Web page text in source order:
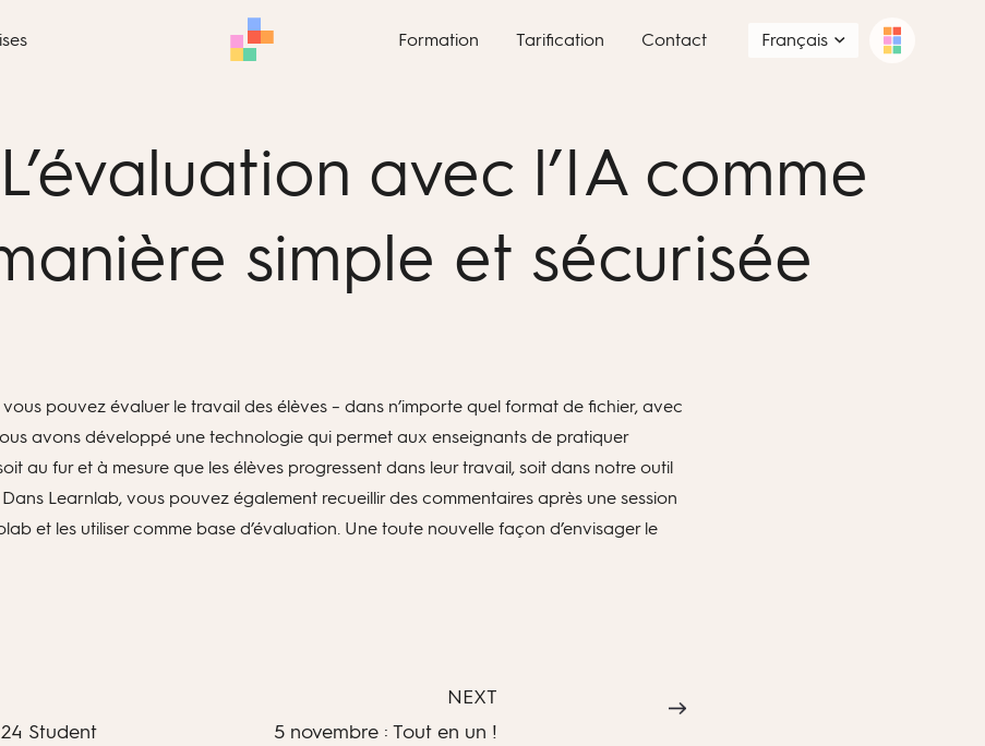
Formation Tarification Contact Français
avec l’IA comme
simple et sécurisée
pouvez évaluer le travail des élèves – dans n’importe quel format de fichier, avec
avons développé une technologie qui permet aux enseignants de pratiquer
au fur et à mesure que les élèves progressent dans leur travail, soit dans notre outil
Learnlab, vous pouvez également recueillir des commentaires après une session
et les utiliser comme base d’évaluation. Une toute nouvelle façon d’envisager le
Student
NEXT
5 novembre : Tout en un !